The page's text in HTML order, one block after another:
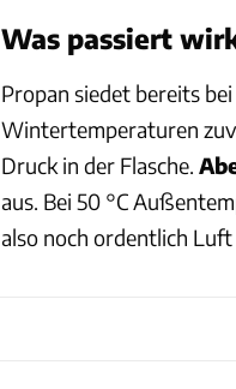
Was passiert
Propan siedet bereits bei
Wintertemperaturen
Druck in der Flasche.
aus. Bei 50 °C
also noch ordentlich Luft